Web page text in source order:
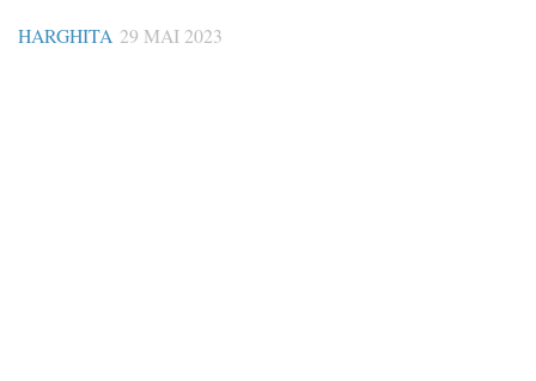
HARGHITA 29 MAI 2023